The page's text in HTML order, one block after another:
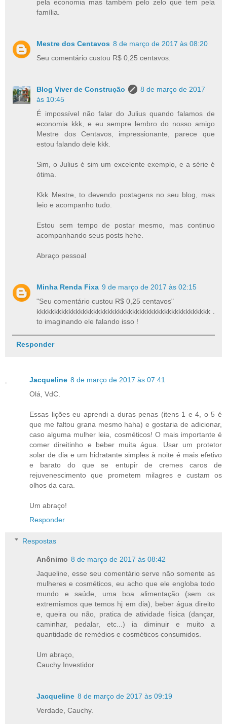
pela economia mas também pelo zelo que tem pela
família.
Mestre dos Centavos 8 de março de 2017 às 08:20
Seu comentário custou R$ 0,25 centavos.
Blog Viver de Construção
8 de março de 2017
às 10:45
É impossível não falar do Julius quando falamos de
economia kkk, e eu sempre lembro do nosso amigo
Mestre dos Centavos, impressionante, parece que
estou falando dele kkk.
Sim, o Julius é sim um excelente exemplo, e a série é
ótima.
Kkk Mestre, to devendo postagens no seu blog, mas
leio e acompanho tudo.
Estou sem tempo de postar mesmo, mas continuo
acompanhando seus posts hehe.
Abraço pessoal
Minha Renda Fixa 9 de março de 2017 às 02:15
"Seu comentário custou R$ 0,25 centavos"
kkkkkkkkkkkkkkkkkkkkkkkkkkkkkkkkkkkkkkkkkkkkkkkkk .
to imaginando ele falando isso !
Responder
Jacqueline 8 de março de 2017 às 07:41
Olá, VdC.
Essas lições eu aprendi a duras penas (itens 1 e 4, o 5 é
que me faltou grana mesmo haha) e gostaria de adicionar,
caso alguma mulher leia, cosméticos! O mais importante é
comer direitinho e beber muita água. Usar um protetor
solar de dia e um hidratante simples à noite é mais efetivo
e barato do que se entupir de cremes caros de
rejuvenescimento que prometem milagres e custam os
olhos da cara.
Um abraço!
Responder
Respostas
Anônimo 8 de março de 2017 às 08:42
Jaqueline, esse seu comentário serve não somente as
mulheres e cosméticos, eu acho que ele engloba todo
mundo e saúde, uma boa alimentação (sem os
extremismos que temos hj em dia), beber água direito
e, queira ou não, pratica de atividade física (dançar,
caminhar, pedalar, etc...) ia diminuir e muito a
quantidade de remédios e cosméticos consumidos.
Um abraço,
Cauchy Investidor
Jacqueline 8 de março de 2017 às 09:19
Verdade, Cauchy.